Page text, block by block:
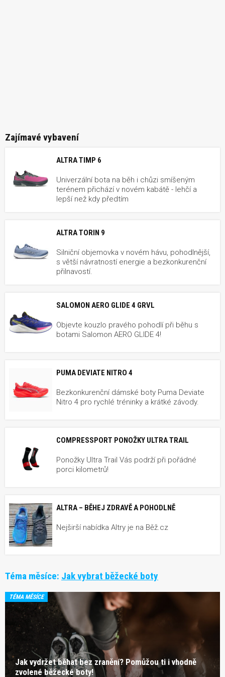
Zajímavé vybavení
ALTRA TIMP 6
Univerzální bota na běh i chůzi smíšeným
terénem přichází v novém kabátě - lehčí a
lepší než kdy předtím
ALTRA TORIN 9
Silniční objemovka v novém hávu, pohodlnější,
s větší návratností energie a bezkonkurenční
přilnavostí.
SALOMON AERO GLIDE 4 GRVL
Objevte kouzlo pravého pohodlí při běhu s
botami Salomon AERO GLIDE 4!
PUMA DEVIATE NITRO 4
Bezkonkurenční dámské boty Puma Deviate
Nitro 4 pro rychlé tréninky a krátké závody.
COMPRESSPORT PONOŽKY ULTRA TRAIL
Ponožky Ultra Trail Vás podrží při pořádné
porci kilometrů!
ALTRA – BĚHEJ ZDRAVĚ A POHODLNĚ
Nejširší nabídka Altry je na Běž.cz
Téma měsíce: Jak vybrat běžecké boty
TÉMA MĚSÍCE
Jak vydržet běhat bez zranění? Pomůžou ti i vhodně
zvolené běžecké boty!